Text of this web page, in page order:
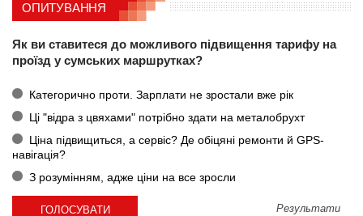
ОПИТУВАННЯ
Як ви ставитеся до можливого підвищення тарифу на
проїзд у сумських маршрутках?
Категорично проти. Зарплати не зростали вже рік
Ці "відра з цвяхами" потрібно здати на металобрухт
Ціна підвищиться, а сервіс? Де обіцяні ремонти й GPS-
навігація?
З розумінням, адже ціни на все зросли
Результати